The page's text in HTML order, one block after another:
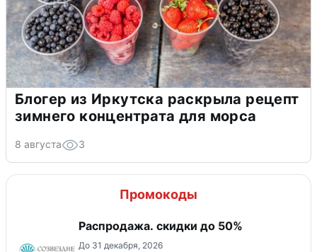
Блогер из Иркутска раскрыла рецепт
зимнего концентрата для морса
8 августа 3
Промокоды
Распродажа. скидки до 50%
До 31 декабря, 2026